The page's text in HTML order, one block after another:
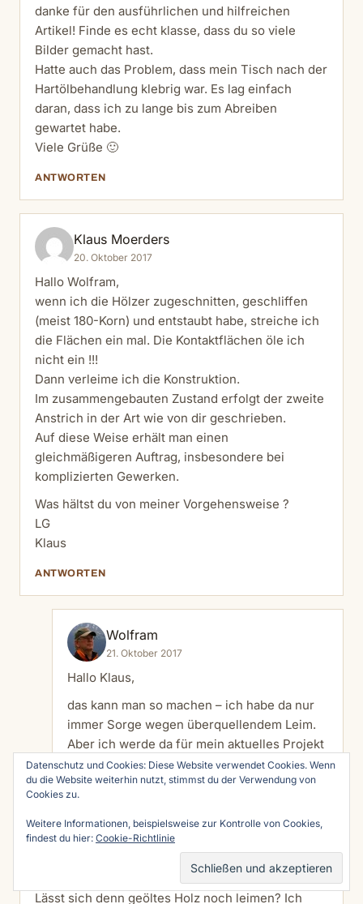
danke für den ausführlichen und hilfreichen
Artikel! Finde es echt klasse, dass du so viele
Bilder gemacht hast.
Hatte auch das Problem, dass mein Tisch nach der
Hartölbehandlung klebrig war. Es lag einfach
daran, dass ich zu lange bis zum Abreiben
gewartet habe.
Viele Grüße 🙂
ANTWORTEN
Klaus Moerders
20. Oktober 2017
Hallo Wolfram,
wenn ich die Hölzer zugeschnitten, geschliffen
(meist 180-Korn) und entstaubt habe, streiche ich
die Flächen ein mal. Die Kontaktflächen öle ich
nicht ein !!!
Dann verleime ich die Konstruktion.
Im zusammengebauten Zustand erfolgt der zweite
Anstrich in der Art wie von dir geschrieben.
Auf diese Weise erhält man einen
gleichmäßigeren Auftrag, insbesondere bei
komplizierten Gewerken.
Was hältst du von meiner Vorgehensweise ?
LG
Klaus
ANTWORTEN
Wolfram
21. Oktober 2017
Hallo Klaus,
das kann man so machen – ich habe da nur
immer Sorge wegen überquellendem Leim.
Aber ich werde da für mein aktuelles Projekt
des Beistelltisches mal in Betracht ziehen.
ANTWORTEN
Lässt sich denn geöltes Holz noch leimen? Ich
Datenschutz und Cookies: Diese Website verwendet Cookies. Wenn
du die Website weiterhin nutzt, stimmst du der Verwendung von
Cookies zu.
Weitere Informationen, beispielsweise zur Kontrolle von Cookies,
findest du hier: Cookie-Richtlinie